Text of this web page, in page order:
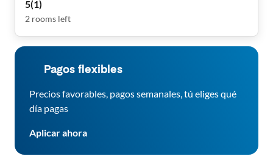
5(1)
2 rooms left
Pagos flexibles
Precios favorables, pagos semanales, tú eliges qué
día pagas
Aplicar ahora